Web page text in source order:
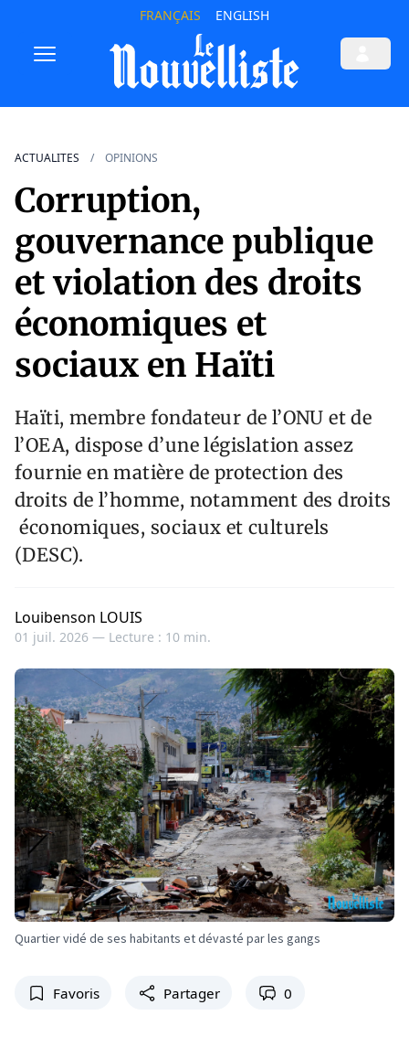
FRANÇAIS ENGLISH
ACTUALITES OPINIONS
Corruption,
gouvernance publique
et violation des droits
économiques et
sociaux en Haïti
Haïti, membre fondateur de l’ONU et de
l’OEA, dispose d’une législation assez
fournie en matière de protection des
droits de l’homme, notamment des droits
économiques, sociaux et culturels
(DESC).
Louibenson LOUIS
01 juil. 2026 — Lecture : 10 min.
Quartier vidé de ses habitants et dévasté par les gangs
Favoris Partager 0